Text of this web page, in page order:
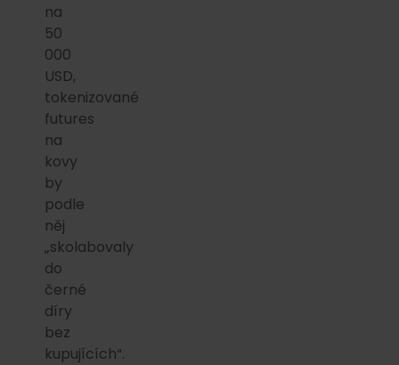
na
50
000
USD,
tokenizované
futures
na
kovy
by
podle
něj
„skolabovaly
do
černé
díry
bez
kupujících“.